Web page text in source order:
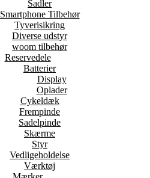
Sadler
Smartphone Tilbehør
Tyverisikring
Diverse udstyr
woom tilbehør
Reservedele
Batterier
Display
Oplader
Cykeldæk
Frempinde
Sadelpinde
Skærme
Styr
Vedligeholdelse
Værktøj